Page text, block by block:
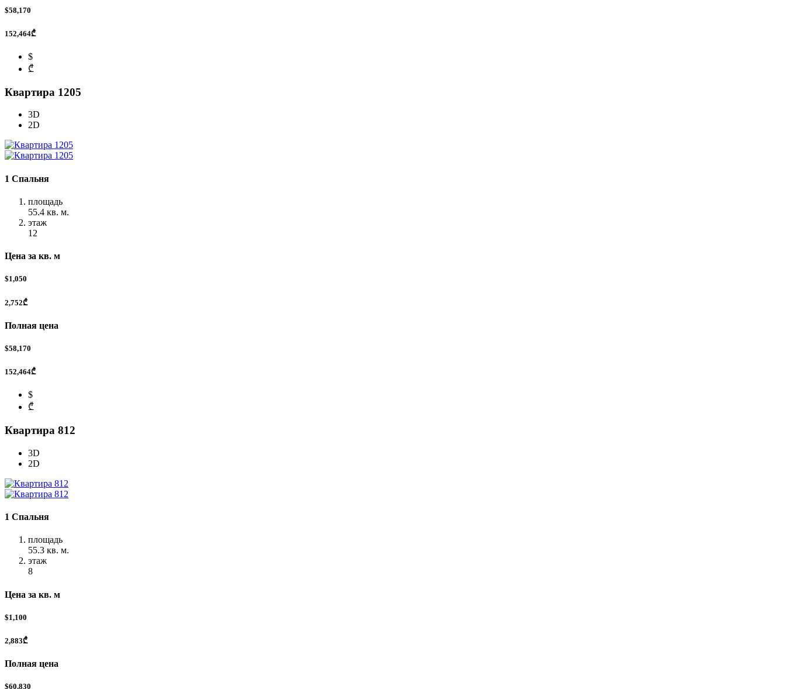
$58,170
152,464₾
$
₾
Квартира 1205
3D
2D
1 Спальня
площадь
55.4 кв. м.
этаж
12
Цена за кв. м
$1,050
2,752₾
Полная цена
$58,170
152,464₾
$
₾
Квартира 812
3D
2D
1 Спальня
площадь
55.3 кв. м.
этаж
8
Цена за кв. м
$1,100
2,883₾
Полная цена
$60,830